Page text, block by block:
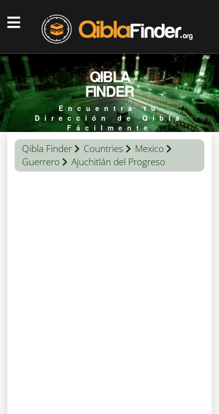
QIBLA
FINDER
Encuentra tu
Dirección de Qibla
Fácilmente
Qibla Finder Countries
Mexico
Guerrero
Ajuchitlán del Progreso